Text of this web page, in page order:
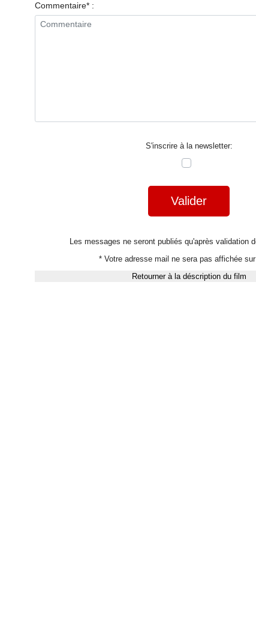
Commentaire* :
S'inscrire à la newsletter:
Valider
Les messages ne seront publiés qu'après validation
* Votre adresse mail ne sera pas affichée
Retourner à la déscription du film